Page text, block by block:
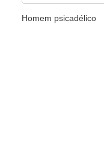
Homem psicadélico